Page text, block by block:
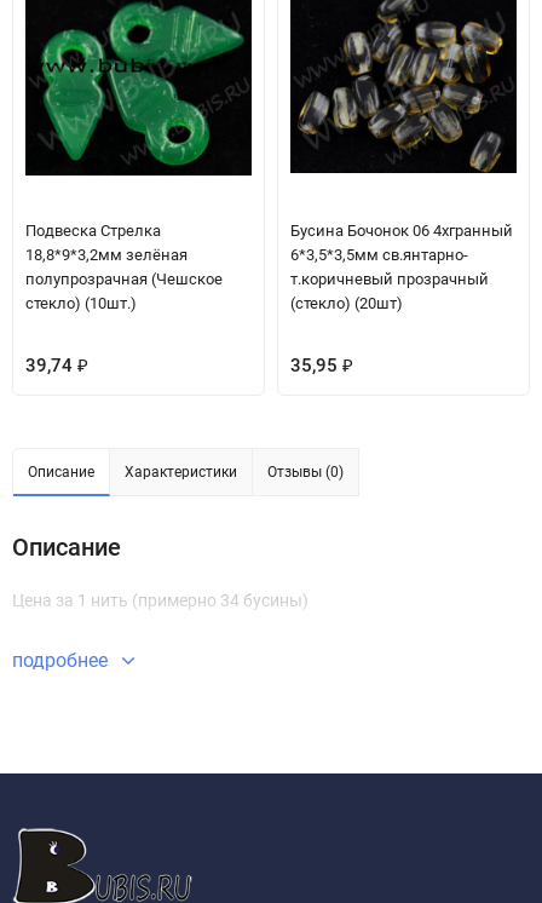
Подвеска Стрелка
18,8*9*3,2мм зелёная
полупрозрачная (Чешское
стекло) (10шт.)
39,74 ₽
Бусина Бочонок 06 4хгранный
6*3,5*3,5мм св.янтарно-
т.коричневый прозрачный
(стекло) (20шт)
35,95 ₽
Описание Характеристики Отзывы (0)
Описание
Цена за 1 нить (примерно 34 бусины)
подробнее